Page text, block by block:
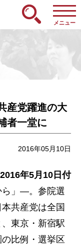
メニュー
産党躍進の大
者一堂に
2016年05月10日
年5月10日付
」―。参院選
共産党は全国
東京・新宿駅
比例・選挙区